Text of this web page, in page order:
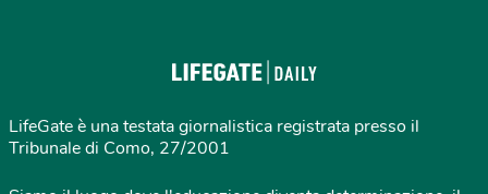
LifeGate è una testata giornalistica registrata presso il
Tribunale di Como, 27/2001